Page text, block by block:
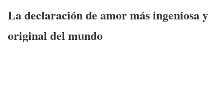
La declaración de amor más ingeniosa y
original del mundo